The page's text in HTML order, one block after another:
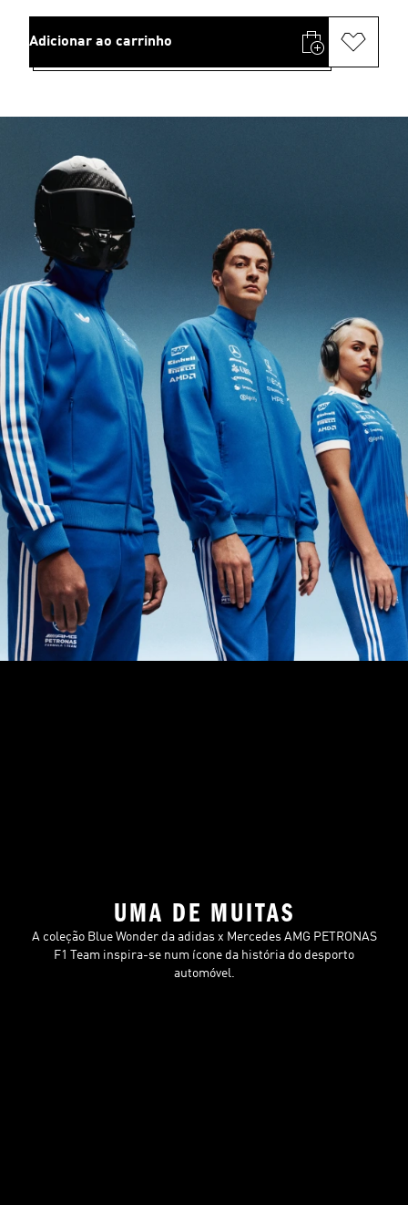
Adicionar ao carrinho
UMA DE MUITAS
A coleção Blue Wonder da adidas x Mercedes AMG PETRONAS
F1 Team inspira-se num ícone da história do desporto
automóvel.